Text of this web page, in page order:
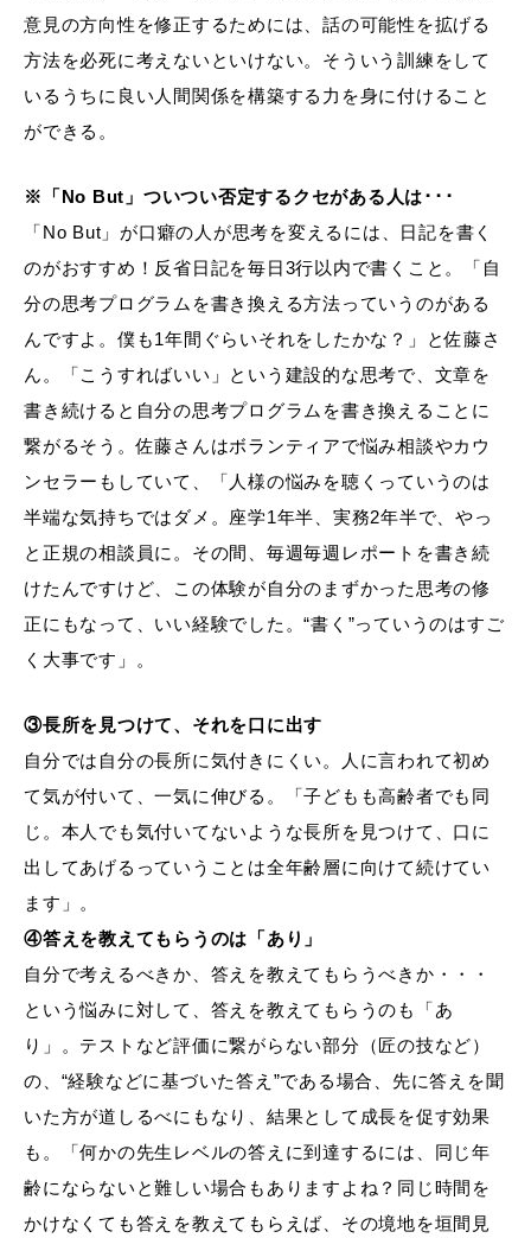
意見の方向性を修正するためには、話の可能性を拡げる
方法を必死に考えないといけない。そういう訓練をして
いるうちに良い人間関係を構築する力を身に付けること
ができる。
※「No But」ついつい否定するクセがある人は･･･
「No But」が口癖の人が思考を変えるには、日記を書く
のがおすすめ！反省日記を毎日3行以内で書くこと。「自
分の思考プログラムを書き換える方法っていうのがある
んですよ。僕も1年間ぐらいそれをしたかな？」と佐藤さ
ん。「こうすればいい」という建設的な思考で、文章を
書き続けると自分の思考プログラムを書き換えることに
繋がるそう。佐藤さんはボランティアで悩み相談やカウ
ンセラーもしていて、「人様の悩みを聴くっていうのは
半端な気持ちではダメ。座学1年半、実務2年半で、やっ
と正規の相談員に。その間、毎週毎週レポートを書き続
けたんですけど、この体験が自分のまずかった思考の修
正にもなって、いい経験でした。“書く”っていうのはすご
く大事です」。
③長所を見つけて、それを口に出す
自分では自分の長所に気付きにくい。人に言われて初め
て気が付いて、一気に伸びる。「子どもも高齢者でも同
じ。本人でも気付いてないような長所を見つけて、口に
出してあげるっていうことは全年齢層に向けて続けてい
ます」。
④答えを教えてもらうのは「あり」
自分で考えるべきか、答えを教えてもらうべきか・・・
という悩みに対して、答えを教えてもらうのも「あ
り」。テストなど評価に繋がらない部分（匠の技など）
の、“経験などに基づいた答え”である場合、先に答えを聞
いた方が道しるべにもなり、結果として成長を促す効果
も。「何かの先生レベルの答えに到達するには、同じ年
齢にならないと難しい場合もありますよね？同じ時間を
かけなくても答えを教えてもらえば、その境地を垣間見